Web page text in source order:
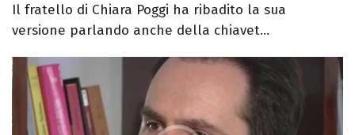
Il fratello di Chiara Poggi ha ribadito la sua
versione parlando anche della chiavet...